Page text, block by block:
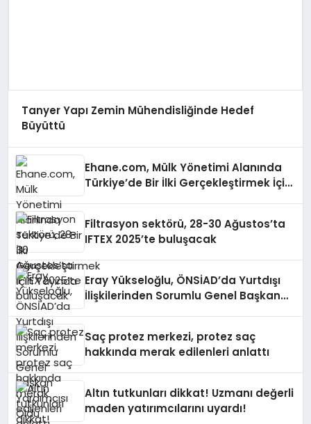
Tanyer Yapı Zemin Mühendisliğinde Hedef
Büyüttü
Ehane.com, Mülk Yönetimi Alanında
Türkiye’de Bir İlki Gerçekleştirmek İçin
Filtrasyon sektörü, 28-30 Ağustos’ta
IFTEX 2025’te buluşacak
Eray Yükseloğlu, ÖNSİAD’da Yurtdışı
İlişkilerinden Sorumlu Genel Başkan
Saç protez merkezi, protez saç
hakkında merak edilenleri anlattı
Altın tutkunları dikkat! Uzmanı değerli
maden yatırımcılarını uyardı!